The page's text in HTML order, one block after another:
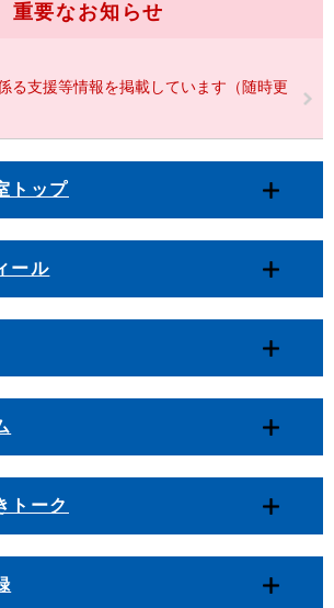
重要なお知らせ
る支援等情報を掲載しています（随時更
トップ
ール
トーク